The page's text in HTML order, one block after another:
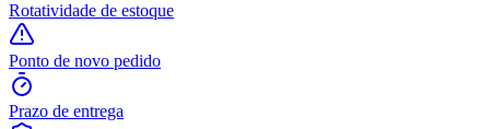
Rotatividade de estoque
Ponto de novo pedido
Prazo de entrega